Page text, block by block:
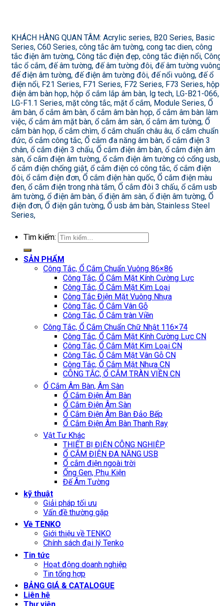
KHÁCH HÀNG QUAN TÂM: Acrylic series, B20 Series, Basic
Series, C60 Series, công tắc âm tường, cong tac dien, công
tắc điện âm tường, Công tắc điện đẹp, công tắc điện nổi,
tắc ổ cắm, đế âm tường, đế âm tường đôi, đế âm tường
đế điện âm tường, đế điện âm tường đôi, đế nổi vuông, đế ổ
điện nổi, F21 Series, F71 Series, F72 Series, F73 Series, hộp
điện âm bàn họp, hộp ổ cắm lắp âm bàn, lg tech, LG-B21-066,
LG-F1.1 Series, mặt công tắc, mặt ổ cắm, Module Series, Ổ
âm bàn, ổ cắm âm bàn, ổ cắm âm bàn họp, ổ cắm âm bàn làm
việc, ổ cắm âm mặt bàn, ổ cắm âm sàn, ổ cắm âm tường, Ổ
cắm bàn họp, ổ cắm chìm, ổ cắm chuẩn châu âu, ổ cắm chuẩn
đức, ổ cắm công tắc, Ổ cắm đa năng âm bàn, ổ cắm điện 3
chân, ổ cắm điện 3 chấu, Ổ cắm điện âm bàn, ổ cắm điện âm
sàn, ổ cắm điện âm tường, ổ cắm điện âm tường có cổng usb,
ổ cắm điện chống giật, ổ cắm điện có công tắc, ổ cắm điện
đôi, ổ cắm điện đơn, Ổ cắm điện hàn quốc, Ổ cắm điện màu
đen, ổ cắm điện trong nhà tắm, Ổ cắm đôi 3 chấu, ổ cắm usb
âm tường, ổ điện âm bàn, ổ điện âm sàn, ổ điện âm tường, Ổ
điện đơn, Ổ điện gắn tường, Ổ usb âm bàn, Stainless Steel
Series,
Tìm kiếm:
SẢN PHẨM
Công Tắc, Ổ Cắm Chuẩn Vuông 86×86
Công Tắc, Ổ Cắm Mặt Kính Cường Lực
Công Tắc, Ổ Cắm Mặt Kim Loại
Công Tắc Điện Mặt Vuông Nhựa
Công Tắc, Ổ Cắm Vân Gỗ
Công Tắc, Ổ Cắm tràn Viền
Công Tắc, Ổ Cắm Chuẩn Chữ Nhật 116×74
Công Tắc, Ổ Cắm Mặt Kính Cường Lực CN
Công Tắc, Ổ Cắm Mặt Kim Loại CN
Công Tắc, Ổ Cắm Mặt Vân Gỗ CN
Công Tắc, Ổ Cắm Mặt Nhựa CN
CÔNG TẮC, Ổ CẮM TRÀN VIỀN CN
Ổ Cắm Âm Bàn, Âm Sàn
Ổ Cắm Điện Âm Bàn
Ổ Cắm Điện Âm Sàn
Ổ Cắm Điện Âm Bàn Đảo Bếp
Ổ Cắm Điện Âm Bàn Thanh Ray
Vật Tư Khác
THIẾT BỊ ĐIỆN CÔNG NGHIỆP
Ổ CẮM ĐIỆN ĐA NĂNG USB
Ổ cắm điện ngoài trời
Ống Gen, Phụ Kiện
Đế Âm Tường
kỹ thuật
Giải pháp tối ưu
Vấn đề thường gặp
Về TENKO
Giới thiệu về TENKO
Chính sách đại lý Tenko
Tin tức
Hoạt động doanh nghiệp
Tin tổng hợp
BẢNG GIÁ & CATALOGUE
Liên hệ